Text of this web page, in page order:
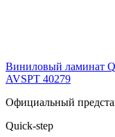
Виниловый ламинат
AVSPT 40279
Официальный
Quick-step